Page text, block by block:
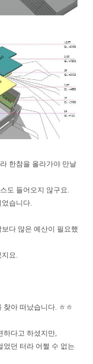
한참을 올라가야 만날
도 들어오지 않구요.
습니다.
다 많은 예산이 필요했
요.
찾아 떠났습니다. ㅎㅎ
하다고 하셨지만,
었던 터라 어쩔 수 없는